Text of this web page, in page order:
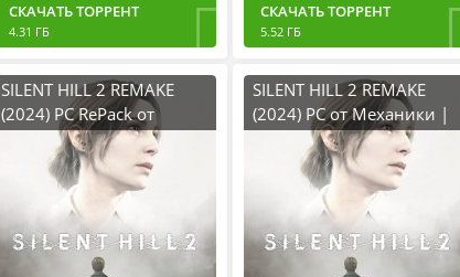
СКАЧАТЬ ТОРРЕНТ
4.31 ГБ
СКАЧАТЬ ТОРРЕНТ
5.52 ГБ
SILENT HILL 2 REMAKE
(2024) PC RePack от
SILENT HILL 2 REMAKE
(2024) PC от Механики |
Пиратка